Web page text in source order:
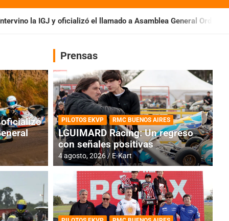
el llamado a Asamblea General Ordinaria IAME SERIES
RMC BUENOS AIRES
oficializó
Prensas
PILOTOS EKVP RMC BUENOS AIRES
LGUIMARD Racing: Un regreso
con señales positivas
4 agosto, 2026 E-Kart